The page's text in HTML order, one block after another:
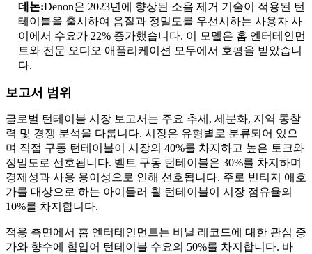
데논:Denon은 2023년에 향상된 소음 제거 기술이 적용된 턴
테이블을 출시하여 음질과 정밀도를 우선시하는 사용자 사
이에서 수요가 22% 증가했습니다. 이 모델은 홈 엔터테인먼
트와 전문 오디오 애플리케이션 모두에서 호평을 받았습니
다.
보고서 범위
글로벌 턴테이블 시장 보고서는 주요 추세, 세분화, 지역 통찰
력 및 경쟁 분석을 다룹니다. 시장은 유형별로 분류되어 있으
며 직접 구동 턴테이블이 시장의 40%를 차지하고 높은 토크와
정밀도로 선호됩니다. 벨트 구동 턴테이블은 30%를 차지하며
경제성과 사용 용이성으로 인해 선호됩니다. 주로 빈티지 애호
가를 대상으로 하는 아이들러 휠 턴테이블이 시장 점유율의
10%를 차지합니다.
적용 측면에서 홈 엔터테인먼트는 비닐 레코드에 대한 관심 증
가와 향수에 힘입어 턴테이블 수요의 50%를 차지합니다. 바